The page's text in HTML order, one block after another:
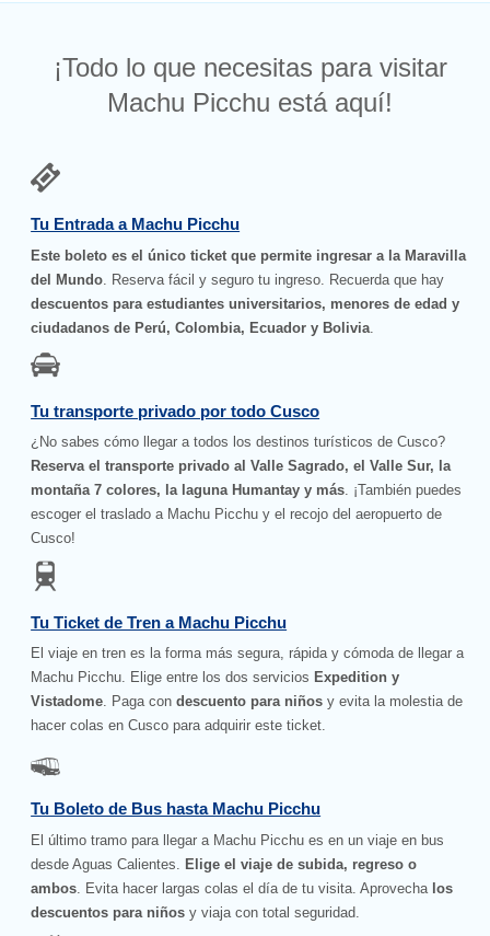
¡Todo lo que necesitas para visitar
Machu Picchu está aquí!
Tu Entrada a Machu Picchu
Este boleto es el único ticket que permite ingresar a la Maravilla
del Mundo . Reserva fácil y seguro tu ingreso. Recuerda que hay
descuentos para estudiantes universitarios, menores de edad y
ciudadanos de Perú, Colombia, Ecuador y Bolivia
Tu transporte privado por todo Cusco
¿No sabes cómo llegar a todos los destinos turísticos de Cusco?
Reserva el transporte privado al Valle Sagrado, el Valle Sur, la
montaña 7 colores, la laguna Humantay y más. ¡También puedes
escoger el traslado a Machu Picchu y el recojo del aeropuerto de
Cusco!
Tu Ticket de Tren a Machu Picchu
El viaje en tren es la forma más segura, rápida y cómoda de llegar a
Machu Picchu. Elige entre los dos servicios Expedition y
Vistadome. Paga condescuento para niños y evita la molestia de
hacer colas en Cusco para adquirir este ticket.
Tu Boleto de Bus hasta Machu Picchu
El último tramo para llegar a Machu Picchu es en un viaje en bus
desde Aguas Calientes.
Elige el viaje de subida, regreso o
ambos . Evita hacer largas colas el día de tu visita. Aprovecha los
descuentos para niños y viaja con total seguridad.